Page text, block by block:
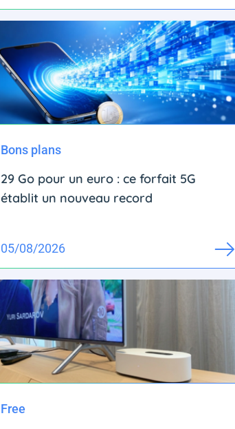
Bons plans
29 Go pour un euro : ce forfait 5G
établit un nouveau record
05/08/2026
Free